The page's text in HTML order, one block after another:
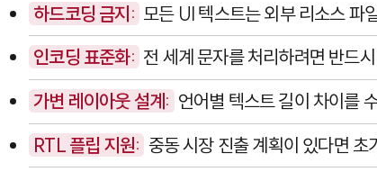
하드코딩 금지: 모든 UI 텍스트는 외부 리소스 파
인코딩 표준화: 전 세계 문자를 처리하려면 반드시
가변 레이아웃 설계: 언어별 텍스트 길이 차이를
RTL 플립 지원: 중동 시장 진출 계획이 있다면